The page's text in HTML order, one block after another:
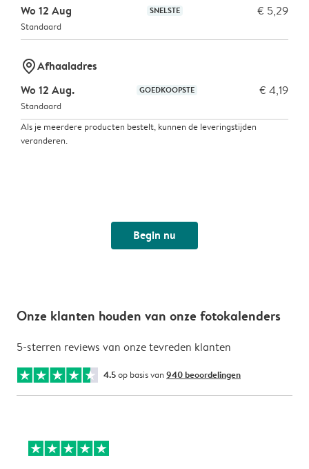
Wo 12 Aug SNELSTE € 5,29
Standaard
marker-pinAfhaaladres
Wo 12 Aug.
GOEDKOOPSTE € 4,19
Standaard
Als je meerdere producten bestelt, kunnen de leveringstijden
veranderen.
Begin nu
Onze klanten houden van onze fotokalenders
5-sterren reviews van onze tevreden klanten
4.5op basis van 940 beoordelingen